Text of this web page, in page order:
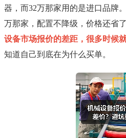
器，而32万那家用的是进口品牌
万那家，配置不降级，价格还省
设备市场报价的差距，很多时候
知道自己到底在为什么买单。